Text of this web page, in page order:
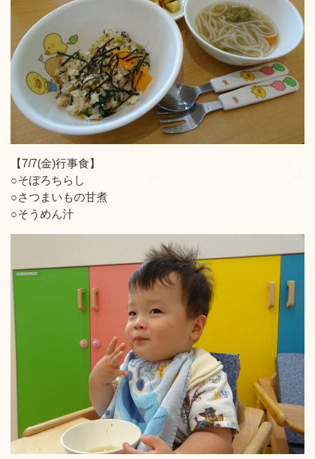
【7/7(金)行事食】
○そぼろちらし
○さつまいもの甘煮
○そうめん汁